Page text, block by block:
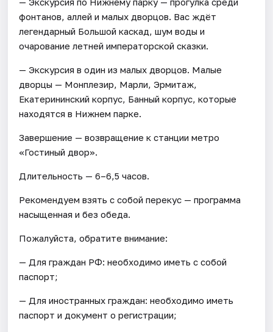
фонтанов, аллей и малых дворцов. Вас ждёт
легендарный Большой каскад, шум воды и
очарование летней императорской сказки.
— Экскурсия в один из малых дворцов. Малые
дворцы — Монплезир, Марли, Эрмитаж,
Екатерининский корпус, Банный корпус, которые
находятся в Нижнем парке.
Завершение — возвращение к станции метро
«Гостиный двор».
Длительность — 6–6,5 часов.
Рекомендуем взять с собой перекус — программа
насыщенная и без обеда.
Пожалуйста, обратите внимание:
— Для граждан РФ: необходимо иметь с собой
паспорт;
— Для иностранных граждан: необходимо иметь
паспорт и документ о регистрации;